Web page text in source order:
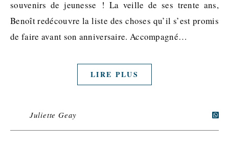
souvenirs de jeunesse ! La veille de ses trente ans,
Benoît redécouvre la liste des choses qu’il s’est promis
de faire avant son anniversaire. Accompagné…
LIRE PLUS
Juliette Geay